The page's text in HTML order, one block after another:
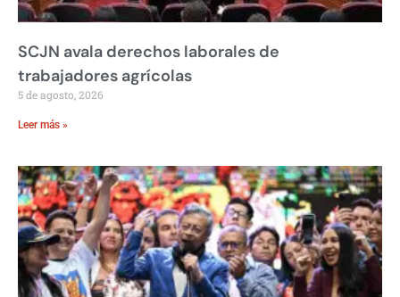
SCJN avala derechos laborales de
trabajadores agrícolas
5 de agosto, 2026
Leer más »